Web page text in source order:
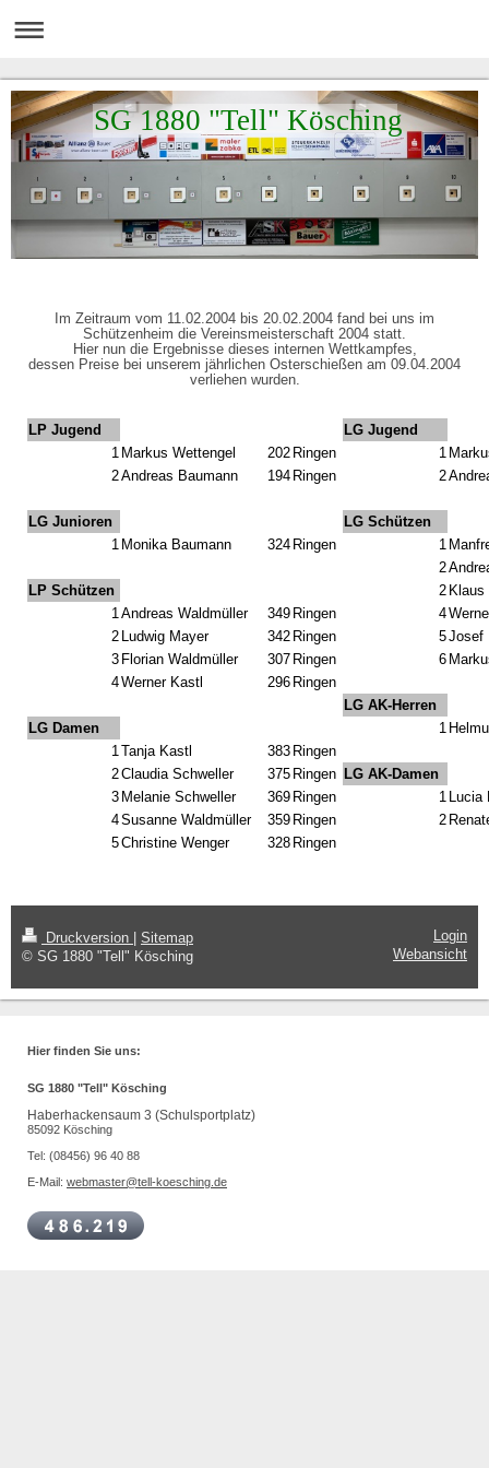
SG 1880 "Tell" Kösching
Im Zeitraum vom 11.02.2004 bis 20.02.2004 fand bei uns im
Schützenheim die Vereinsmeisterschaft 2004 statt.
Hier nun die Ergebnisse dieses internen Wettkampfes,
dessen Preise bei unserem jährlichen Osterschießen am 09.04.2004
verliehen wurden.
LP Jugend
LG Jugend
1 Markus Wettengel 202 Ringen 1
2Andreas Baumann 194 Ringen 2
LG Junioren
LG Schützen
1 Monika Baumann 324 Ringen 1
2
LP Schützen
2 Klaus
1 Andreas Waldmüller 349 Ringen 4
2 Ludwig Mayer 342 Ringen 5Josef
3 Florian Waldmüller 307 Ringen 6
4Werner Kastl 296 Ringen
LG AK-Herren
LG Damen
1
1 Tanja Kastl 383 Ringen
2Claudia Schweller 375 Ringen LG AK-Damen
3 Melanie Schweller 369 Ringen 1 Lucia
4Susanne Waldmüller 359 Ringen 2
5Christine Wenger 328 Ringen
Druckversion
Sitemap
© SG 1880 "Tell" Kösching
Login
Webansicht
Hier finden Sie uns:
SG 1880 "Tell" Kösching
Haberhackensaum 3 (Schulsportplatz)
85092 Kösching
Tel: (08456) 96 40 88
E-Mail: webmaster@tell-koesching.de